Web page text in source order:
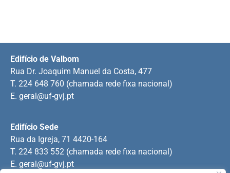
Edifício Sede
Rua da Igreja, 71 4420-164
T. 224 833 552 (chamada rede fixa nacional)
E. geral@uf-gvj.pt
Edifício de Valbom
Rua Dr. Joaquim Manuel da Costa, 477
T. 224 648 760 (chamada rede fixa nacional)
E. geral@uf-gvj.pt